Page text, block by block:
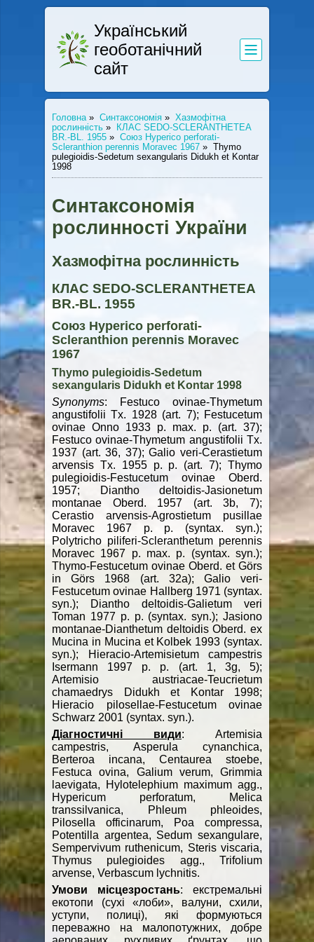
Український
геоботанічний
сайт
Головна » Синтаксономія » Хазмофітна
рослинність »
КЛАС SEDO-SCLERANTHETEA
BR.-BL. 1955 » Союз Hyperico perforati-
Scleranthion perennis Moravec 1967 » Thymo
pulegioidis-Sedetum sexangularis Didukh et Kontar
1998
Синтаксономія
рослинності України
Хазмофітна рослинність
КЛАС SEDO-SCLERANTHETEA
BR.-BL. 1955
Союз Hyperico perforati-
Scleranthion perennis Moravec
1967
Thymo pulegioidis-Sedetum
sexangularis Didukh et Kontar 1998
Synonyms: Festuco ovinae-Thymetum
angustifolii Tx. 1928 (art. 7); Festucetum
ovinae Onno 1933 p. max. p. (art. 37);
Festuco ovinae-Thymetum angustifolii Tx.
1937 (art. 36, 37); Galio veri-Cerastietum
arvensis Tx. 1955 p. p. (art. 7); Thymo
pulegioidis-Festucetum ovinae Oberd.
1957; Diantho deltoidis-Jasionetum
montanae Oberd. 1957 (art. 3b, 7);
Cerastio arvensis-Agrostietum pusillae
Moravec 1967 p. p. (syntax. syn.);
Polytricho piliferi-Scleranthetum perennis
Moravec 1967 p. max. p. (syntax. syn.);
Thymo-Festucetum ovinae Oberd. et Görs
in Görs 1968 (art. 32a); Galio veri-
Festucetum ovinae Hallberg 1971 (syntax.
syn.); Diantho deltoidis-Galietum veri
Toman 1977 p. p. (syntax. syn.); Jasiono
montanae-Dianthetum deltoidis Oberd. ex
Mucina in Mucina et Kolbek 1993 (syntax.
syn.); Hieracio-Artemisietum campestris
Isermann 1997 p. p. (art. 1, 3g, 5);
Artemisio austriacae-Teucrietum
chamaedrys Didukh et Kontar 1998;
Hieracio pilosellae-Festucetum ovinae
Schwarz 2001 (syntax. syn.).
Діагностичні види: Artemisia
campestris, Asperula cynanchica,
Berteroa incana, Centaurea stoebe,
Festuca ovina, Galium verum, Grimmia
laevigata, Hylotelephium maximum agg.,
Hypericum perforatum, Melica
transsilvanica, Phleum phleoides,
Pilosella officinarum, Poa compressa,
Potentilla argentea, Sedum sexangulare,
Sempervivum ruthenicum, Steris viscaria,
Thymus pulegioides agg., Trifolium
arvense, Verbascum lychnitis.
Умови місцезростань: екстремальні
екотопи (сухі «лоби», валуни, схили,
уступи, полиці), які формуються
переважно на малопотужних, добре